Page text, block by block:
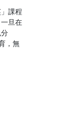
課程
旦在
，無